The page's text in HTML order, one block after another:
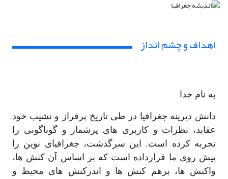
اهداف و چشم انداز
به نام خدا
دانش دیرینه جغرافیا در طی تاریخ پرفراز و نشیب خود
عقاید، نظرات و کاربری های پرشمار و گوناگونی را
تجربه کرده است. این سرگذشت، جغرافیای نوین را
پیش روی ما قرارداده است که بر اساس آن کنش ها،
واکنش ها، برهم کنش ها و اندرکنش های محیط و